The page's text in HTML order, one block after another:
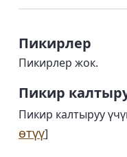
Пикирлер
Пикирлер жок.
Пикир
Пикир калтыруу
өтүү]